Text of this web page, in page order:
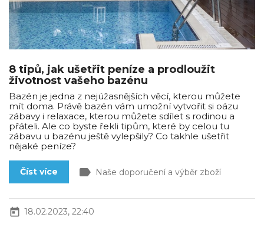
8 tipů, jak ušetřit peníze a prodloužit
životnost vašeho bazénu
Bazén je jedna z nejúžasnějších věcí, kterou můžete
mít doma. Právě bazén vám umožní vytvořit si oázu
zábavy i relaxace, kterou můžete sdílet s rodinou a
přáteli. Ale co byste řekli tipům, které by celou tu
zábavu u bazénu ještě vylepšily? Co takhle ušetřit
nějaké peníze?
Číst více label Naše doporučení a výběr zboží
today 18.02.2023, 22:40